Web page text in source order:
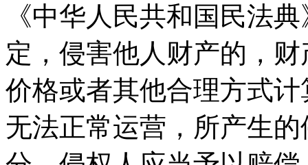
《中华人民共和国民法
定，侵害他人财产的，
价格或者其他合理方式
无法正常运营，所产生